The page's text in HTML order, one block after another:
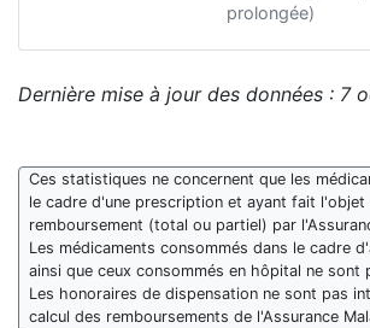
prolongée)
Dernière mise à jour des données : 7
Ces statistiques ne concernent que les
le cadre d'une prescription et ayant fait l'objet
remboursement (total ou partiel) par
Les médicaments consommés dans le cadre
ainsi que ceux consommés en hôpital ne sont
Les honoraires de dispensation ne sont pas
calcul des remboursements de l'Assurance